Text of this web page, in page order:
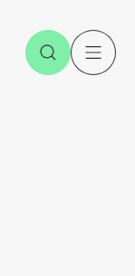
Suche